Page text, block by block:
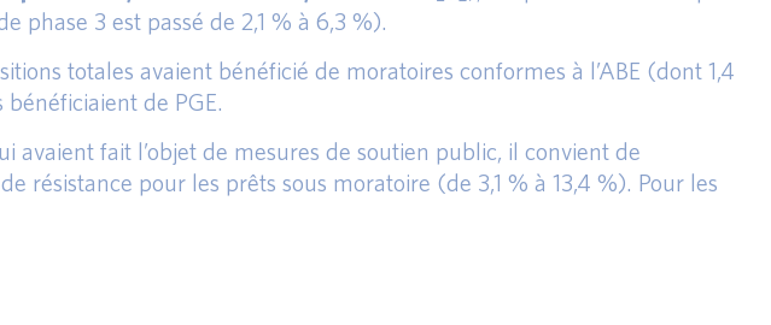
3 est passé de 2,1 % à 6,3 %).
totales avaient bénéficié de moratoires conformes à l’ABE (dont 1,4
de PGE.
avaient fait l’objet de mesures de soutien public, il convient de
résistance pour les prêts sous moratoire (de 3,1 % à 13,4 %). Pour les